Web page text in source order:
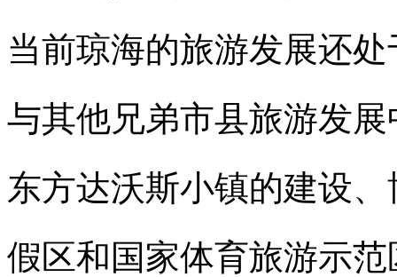
当前琼海的旅游发展还
与其他兄弟市县旅游发
东方达沃斯小镇的建设
假区和国家体育旅游示